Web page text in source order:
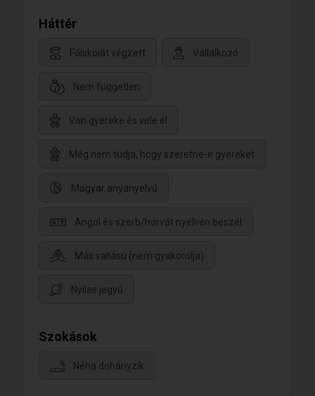
Háttér
Főiskolát végzett Vállalkozó
Nem független
Van gyereke és vele él
Még nem tudja, hogy szeretne-e gyereket
Magyar anyanyelvű
Angol és szerb/horvát nyelven beszél
Más vallású (nem gyakorolja)
Nyilas jegyű
Szokások
Néha dohányzik